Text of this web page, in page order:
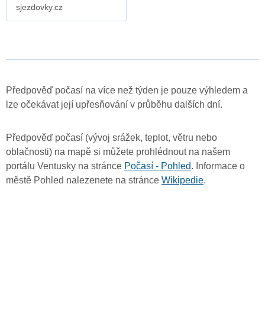
sjezdovky.cz
Předpověď počasí na více než týden je pouze výhledem a
lze očekávat její upřesňování v průběhu dalších dní.
Předpověď počasí (vývoj srážek, teplot, větru nebo
oblačnosti) na mapě si můžete prohlédnout na našem
portálu Ventusky na stránce Počasí - Pohled. Informace o
městě Pohled nalezenete na stránce Wikipedie.